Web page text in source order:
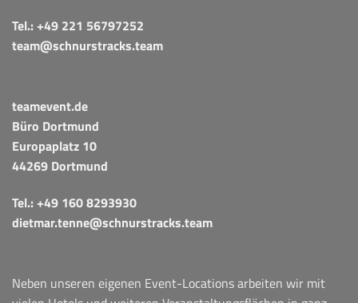
Tel.:+49 221 56797252
team@schnurstracks.team
teamevent.de
Büro Dortmund
Europaplatz 10
44269 Dortmund
Tel.:+49 160 8293930
dietmar.tenne@schnurstracks.team
Neben unseren eigenen Event-Locations arbeiten wir mit